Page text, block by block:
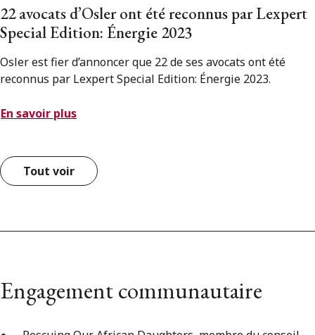
22 avocats d’Osler ont été reconnus par Lexpert
Special Edition: Énergie 2023
Osler est fier d’annoncer que 22 de ses avocats ont été
reconnus par Lexpert Special Edition: Énergie 2023.
En savoir plus
Tout voir
Engagement communautaire